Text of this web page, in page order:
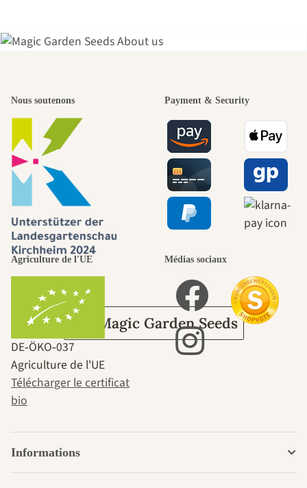
beaux chemins
menant vers
nous-mêmes,
passe par le
jardin.
Sur Magic Garden Seeds
Nous soutenons Payment & Security
Agriculture de l'UE
DE‑ÖKO‑037
Agriculture de l'UE
Télécharger le certificat
bio
Médias sociaux
Informations